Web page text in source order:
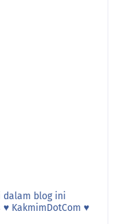
dalam blog ini
KakmimDotCom ♥